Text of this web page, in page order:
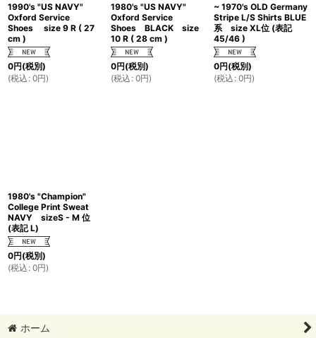
1990's "US NAVY"
Oxford Service
Shoes size 9 R ( 27
cm )
0円(税別)
(税込 : 0円)
1980's "US NAVY"
Oxford Service
Shoes BLACK size
10 R ( 28 cm )
0円(税別)
(税込 : 0円)
~ 1970's OLD Germany
Stripe L/S Shirts BLUE
系 size XL位 (表記
45/46 )
0円(税別)
(税込 : 0円)
1980's "Champion"
College Print Sweat
NAVY sizeS - M 位
(表記 L)
0円(税別)
(税込 : 0円)
ホーム